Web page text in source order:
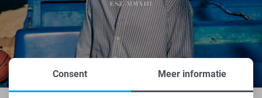
Consent Meer informatie